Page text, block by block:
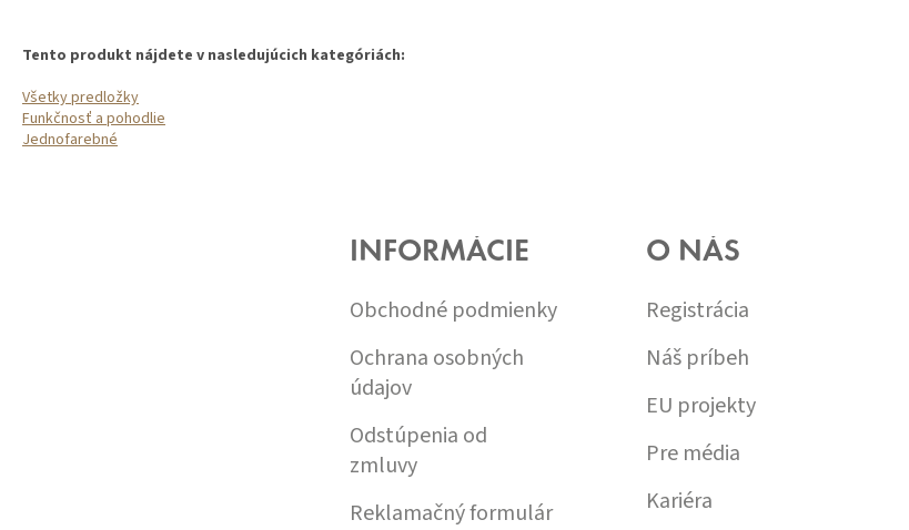
Tento produkt nájdete v nasledujúcich kategóriách:
Všetky predložky
Funkčnosť a pohodlie
Jednofarebné
INFORMÁCIE
Obchodné podmienky
Ochrana osobných
údajov
Odstúpenia od
zmluvy
Reklamačný formulár
O NÁS
Registrácia
Náš príbeh
EU projekty
Pre média
Kariéra